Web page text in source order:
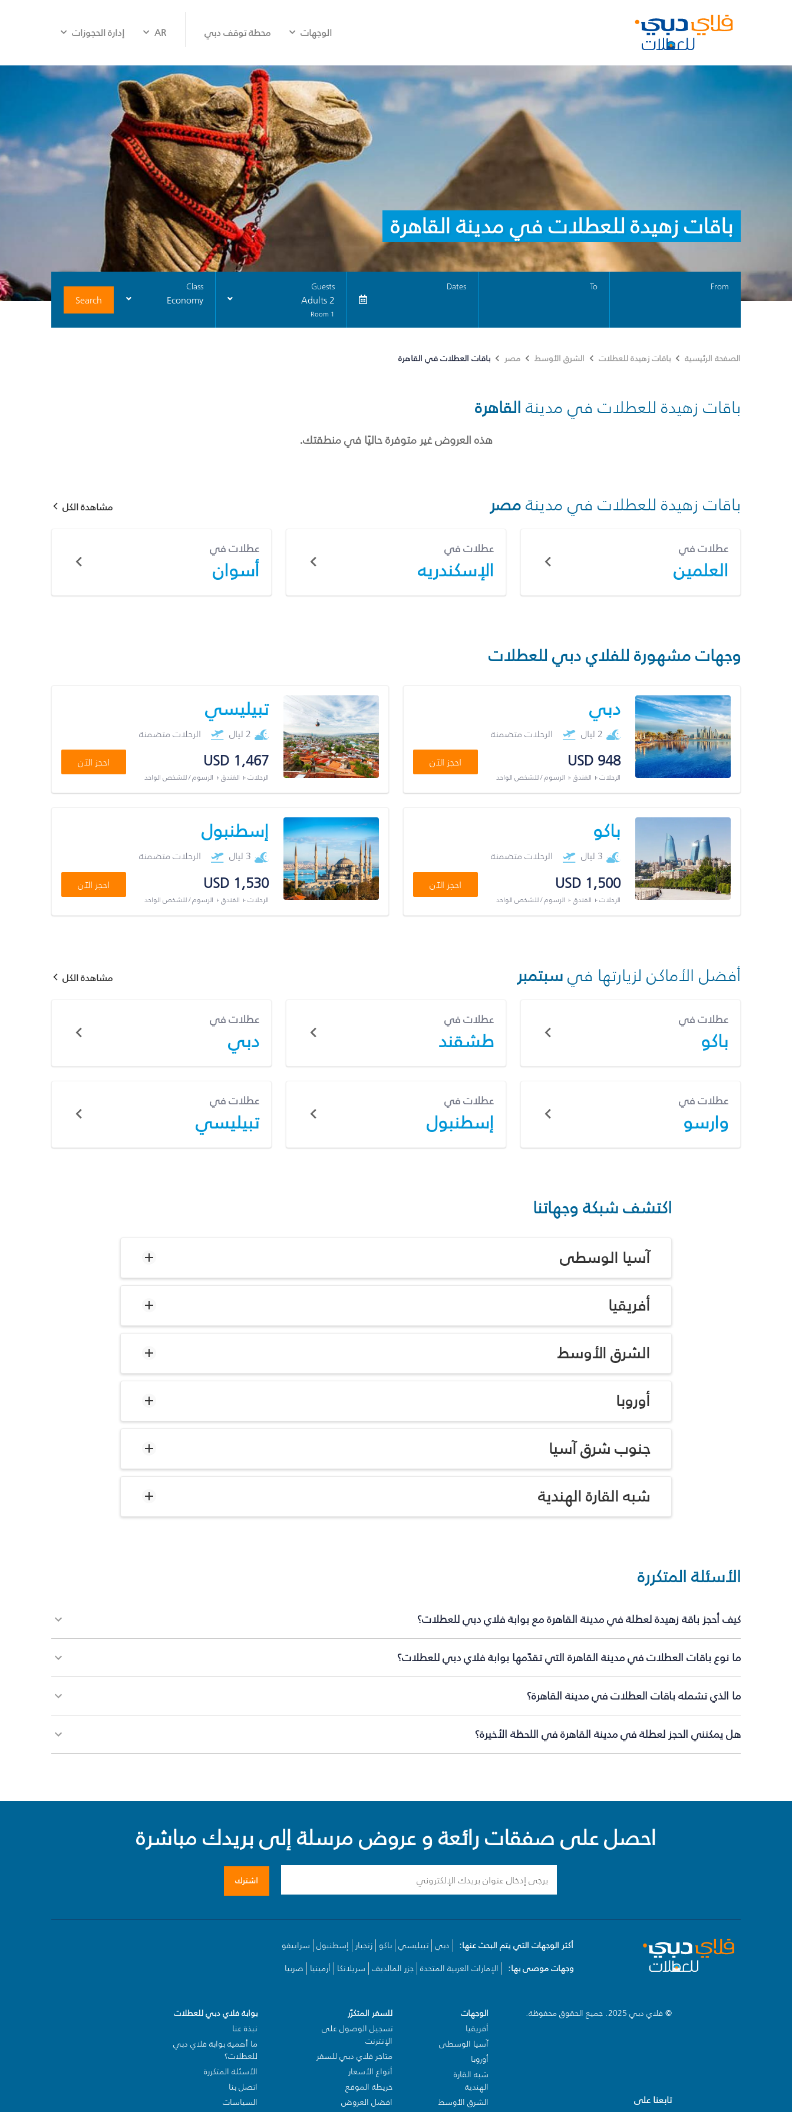
الوجهات محطة توقف دبي AR إدارة الحجوزات
باقات زهيدة للعطلات في مدينة القاهرة
From
To
Dates
Guests
2 Adults
1 Room
Class
Economy
Search
الصفحة الرئيسية باقات زهيدة للعطلات الشرق الأوسط مصر باقات العطلات في القاهرة
باقات زهيدة للعطلات في مدينة القاهرة
هذه العروض غير متوفرة حاليًا في منطقتك.
باقات زهيدة للعطلات في مدينةمصر مشاهدة الكل
عطلات في
العلمين
عطلات في
الإسكندريه
عطلات في
أسوان
وجهات مشهورة للفلاي دبي للعطلات
دبي
2 ليال الرحلات متضمنة
USD 948
الرحلات + الفندق + الرسوم / للشخص الواحد
احجز الآن
تبيليسي
2 ليال الرحلات متضمنة
USD 1,467
الرحلات + الفندق + الرسوم / للشخص الواحد
احجز الآن
باكو
3 ليال الرحلات متضمنة
USD 1,500
الرحلات + الفندق + الرسوم / للشخص الواحد
احجز الآن
إسطنبول
3 ليال الرحلات متضمنة
USD 1,530
الرحلات + الفندق + الرسوم / للشخص الواحد
احجز الآن
أفضل الأماكن لزيارتها فيسبتمبر مشاهدة الكل
عطلات في
باكو
عطلات في
طشقند
عطلات في
دبي
عطلات في
وارسو
عطلات في
إسطنبول
عطلات في
تبيليسي
اكتشف شبكة وجهاتنا
آسيا الوسطى
أفريقيا
الشرق الأوسط
أوروبا
جنوب شرق آسيا
شبه القارة الهندية
الأسئلة المتكررة
كيف أحجز باقة زهيدة لعطلة في مدينة القاهرة مع بوابة فلاي دبي للعطلات؟
ما نوع باقات العطلات في مدينة القاهرة التي تقدّمها بوابة فلاي دبي للعطلات؟
ما الذي تشمله باقات العطلات في مدينة القاهرة؟
هل يمكنني الحجز لعطلة في مدينة القاهرة في اللحظة الأخيرة؟
احصل على صفقات رائعة و عروض مرسلة إلى بريدك مباشرة
اشترك
أكثر الوجهات التي يتم البحث عنها: دبي تبيليسي باكو زنجبار إسطنبول سراييفو
وجهات موصى بها:
الإمارات العربية المتحدة جزر المالديف سريلانكا أرمينيا صربيا
© فلاي دبي 2025. جميع الحقوق محفوظة.
تابعنا على
الوجهات
أفريقيا
آسيا الوسطى
أوروبا
شبه القارة
الهندية
الشرق الأوسط
للسفر المتكرّر
تسجيل الوصول على
الإنترنت
متاجر فلاي دبي للسفر
أنواع الأسعار
خريطة الموقع
افضل العروض
بوابة فلاي دبي للعطلات
نبذة عنا
ما أهمية بوابة فلاي دبي
للعطلات؟
الأسئلة المتكررة
اتصل بنا
السياسات